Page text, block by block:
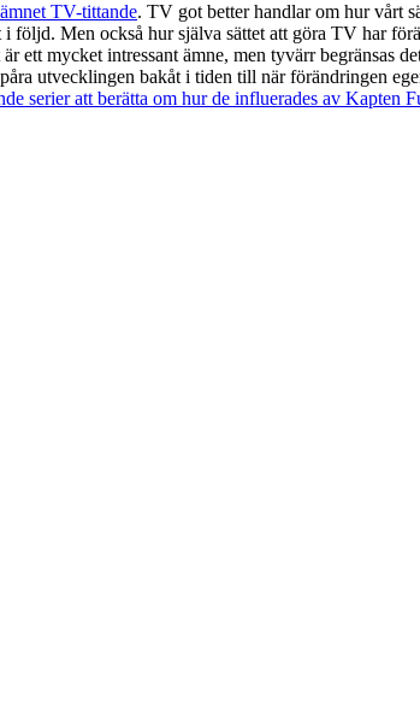
TV-tittande. TV got better handlar om hur vårt
följd. Men också hur själva sättet att göra TV har
ett mycket intressant ämne, men tyvärr begränsas
utvecklingen bakåt i tiden till när förändringen
serier att berätta om hur de influerades av Kapten